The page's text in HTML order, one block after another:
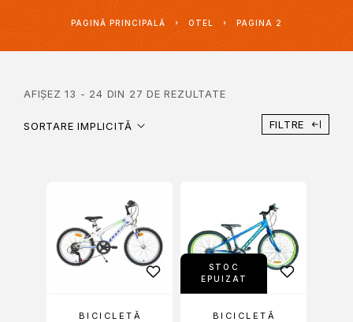
PAGINĂ PRINCIPALĂ OTEL PAGINA 2
AFIȘEZ 13 - 24 DIN 27 DE REZULTATE
SORTARE IMPLICITĂ FILTRE
BICICLETĂ
STOC
EPUIZAT
BICICLETĂ